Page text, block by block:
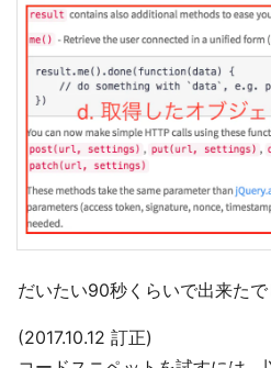
だいたい90秒くらいで出来たで
(2017.10.12 訂正)